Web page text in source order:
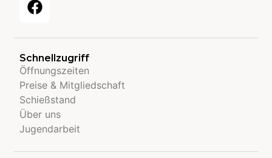
Schnellzugriff
Öffnungszeiten
Preise & Mitgliedschaft
Schießstand
Über uns
Jugendarbeit